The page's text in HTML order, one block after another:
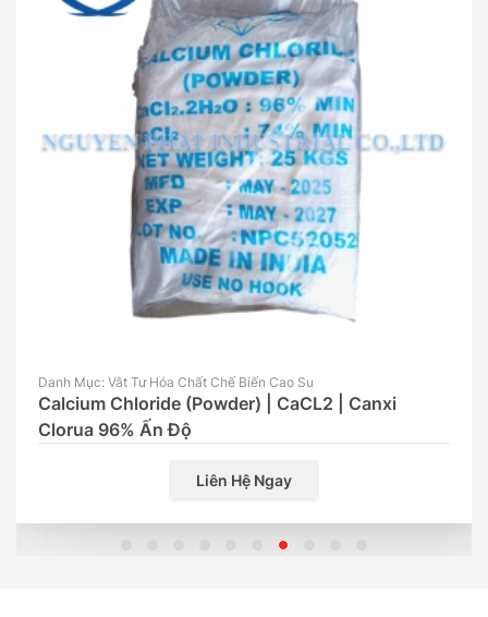
Danh Mục: Vât Tư Hóa Chất Chế Biến Cao Su
Calcium Chloride (Powder) | CaCL2 | Canxi
Clorua 96% Ấn Độ
Liên Hệ Ngay